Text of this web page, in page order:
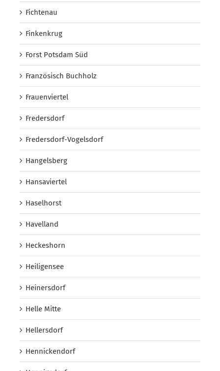
Fichtenau
Finkenkrug
Forst Potsdam Süd
Französisch Buchholz
Frauenviertel
Fredersdorf
Fredersdorf-Vogelsdorf
Hangelsberg
Hansaviertel
Haselhorst
Havelland
Heckeshorn
Heiligensee
Heinersdorf
Helle Mitte
Hellersdorf
Hennickendorf